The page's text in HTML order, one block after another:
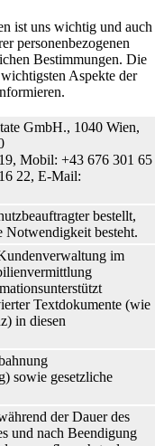
ist uns wichtig und auch
personenbezogenen
Bestimmungen. Die
Aspekte der
GmbH., 1040 Wien,
Mobil: +43 676 301 65
22, E-Mail:
bestellt,
Notwendigkeit besteht.
im
Textdokumente (wie
in diesen
sowie gesetzliche
der Dauer des
und nach Beendigung